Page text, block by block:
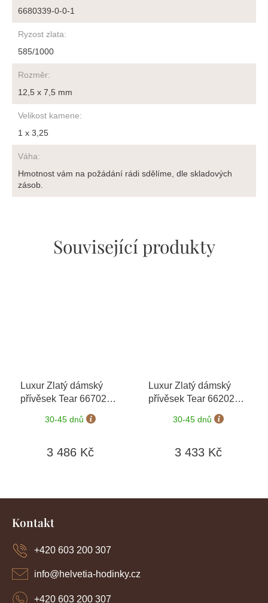
Související produkty
Luxur Zlatý dámský
přívěsek Tear 6670234
+ možnost výměny do
90 dní
30-45 dnů
3 486 Kč
Luxur Zlatý dámský
přívěsek Tear 6620234
+ možnost výměny do
90 dní
30-45 dnů
3 433 Kč
6680339-0-0-1
Ryzost zlata:
585/1000
Rozměr:
12,5 x 7,5 mm
Velikost kamene:
1 x 3,25
Váha:
Hmotnost vám na požádání rádi sdělíme, dle skladových
zásob.
Z
Kontakt
info@helvetia-hodinky.cz
+420 603 200 307
+420 603 200 307